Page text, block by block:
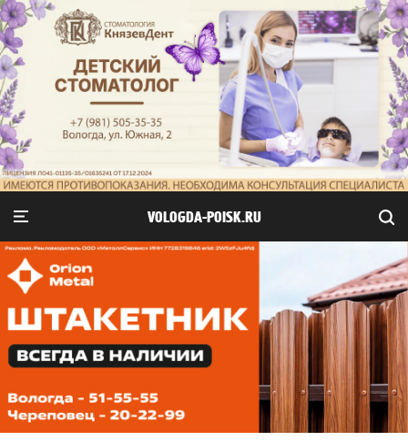
VOLOGDA-POISK.RU